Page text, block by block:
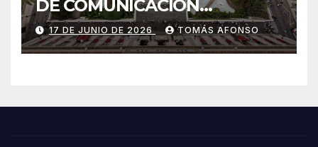
DE COMUNICACIÓN
PRESENTES EN LAS
ALFOMBRAS DE LA OCTAVA
DEL CORPUS CHRISTI 2026
17 DE JUNIO DE 2026 TOMÁS AFONSO